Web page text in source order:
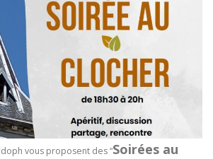
vous proposent des “Soirées au